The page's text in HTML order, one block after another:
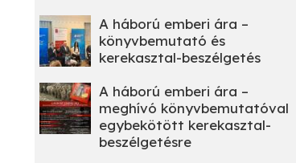
A háború emberi ára –
könyvbemutató és
kerekasztal-beszélgetés
A háború emberi ára –
meghívó könyvbemutatóval
egybekötött kerekasztal-
beszélgetésre